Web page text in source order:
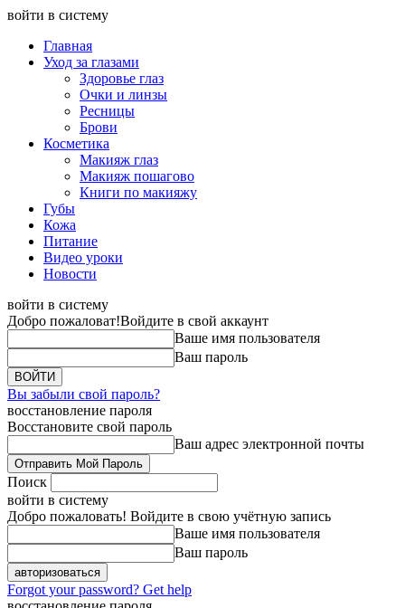
войти в систему
Главная
Уход за глазами
Здоровье глаз
Очки и линзы
Ресницы
Брови
Косметика
Макияж глаз
Макияж пошагово
Книги по макияжу
Губы
Кожа
Питание
Видео уроки
Новости
войти в систему
Добро пожаловат!Войдите в свой аккаунт
Ваше имя пользователя
Ваш пароль
Вы забыли свой пароль?
восстановление пароля
Восстановите свой пароль
Ваш адрес электронной почты
Поиск
войти в систему
Добро пожаловать! Войдите в свою учётную запись
Ваше имя пользователя
Ваш пароль
Forgot your password? Get help